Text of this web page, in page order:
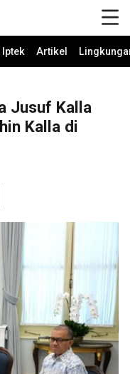
Iptek Artikel
Jusuf Kalla
Kalla di